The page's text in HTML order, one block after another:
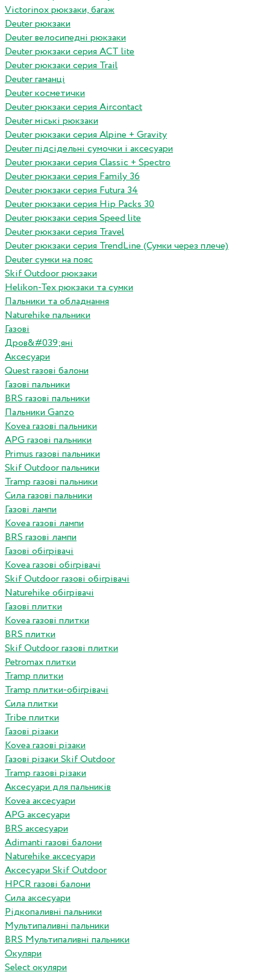
Victorinox рюкзаки, багаж
Deuter рюкзаки
Deuter велосипедні рюкзаки
Deuter рюкзаки серия ACT lite
Deuter рюкзаки серия Trail
Deuter гаманці
Deuter косметички
Deuter рюкзаки серия Aircontact
Deuter міські рюкзаки
Deuter рюкзаки серия Alpine + Gravity
Deuter підсідельні сумочки і аксесуари
Deuter рюкзаки серия Classic + Spectro
Deuter рюкзаки серия Family 36
Deuter рюкзаки серия Futura 34
Deuter рюкзаки серия Hip Packs 30
Deuter рюкзаки серия Speed lite
Deuter рюкзаки серия Travel
Deuter рюкзаки серия TrendLine (Сумки через плече)
Deuter сумки на пояс
Skif Outdoor рюкзаки
Helikon-Tex рюкзаки та сумки
Пальники та обладнання
Naturehike пальники
Газові
Дров&#039;яні
Аксесуари
Quest газові балони
Газові пальники
BRS газові пальники
Пальники Ganzo
Kovea газові пальники
APG газові пальники
Primus газові пальники
Skif Outdoor пальники
Tramp газові пальники
Сила газові пальники
Газові лампи
Kovea газові лампи
BRS газові лампи
Газові обігрівачі
Kovea газові обігрівачі
Skif Outdoor газові обігрівачі
Naturehike обігрівачі
Газові плитки
Kovea газові плитки
BRS плитки
Skif Outdoor газові плитки
Petromax плитки
Tramp плитки
Tramp плитки-обігрівачі
Сила плитки
Tribe плитки
Газові різаки
Kovea газові різаки
Газові різаки Skif Outdoor
Tramp газові різаки
Аксесуари для пальників
Kovea аксесуари
APG аксесуари
BRS аксесуари
Adimanti газові балони
Naturehike аксесуари
Аксесуари Skif Outdoor
HPCR газові балони
Сила аксесуари
Рідкопаливні пальники
Мультипаливні пальники
BRS Мультипаливні пальники
Окуляри
Select окуляри